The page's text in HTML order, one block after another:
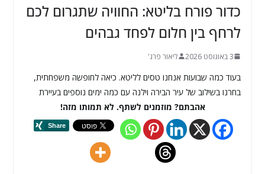
כדור פורח בליטא: החוויה שתגרום לכם
לרחף בין חלום לפחד גבהים
3 באוגוסט 2026 ליאור פרג'
בעוד כמה שבועות אנחנו טסים לליטא. כיאה לחופשה משפחתית,
בחרנו בשילוב של עיר הבירה וילנה עם כמה ימים נוספים בעיירת
אהבתם? מוזמנים לשתף. לא תמותו מזה!